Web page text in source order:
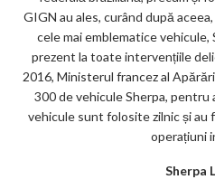
GIGN au ales, curând după
cele mai emblematice
prezent la toate intervențiile
2016, Ministerul francez al
300 de vehicule Sherpa,
vehicule sunt folosite zilnic și
operațiuni
Sherpa